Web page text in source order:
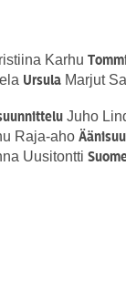
Karhu
UrsulaMarjut
Juho
Raja-aho
Uusitontti